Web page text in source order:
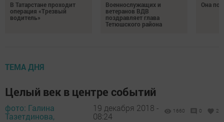
В Татарстане проходит
операция «Трезвый
водитель»
Военнослужащих и
ветеранов ВДВ
поздравляет глава
Тетюшского района
Она
ТЕМА ДНЯ
Целый век в центре событий
фото: Галина
Тазетдинова,
19 декабря 2018 -
08:24
1660 0 2